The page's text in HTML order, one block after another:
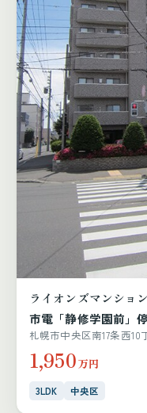
ライオンズマンショ
市電「静修学園前」
札幌市中央区南17条西10
1,950万円
3LDK 中央区